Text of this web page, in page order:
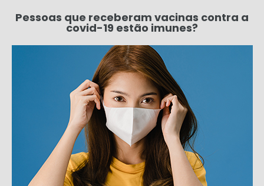
Pessoas que receberam vacinas contra a
covid-19 estão imunes?